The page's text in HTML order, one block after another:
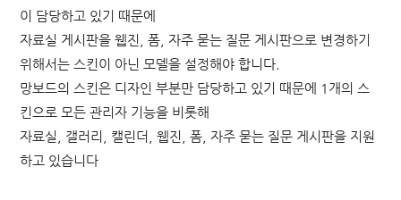
이 담당하고 있기 때문에
자료실 게시판을 웹진, 폼, 자주 묻는 질문 게시판으로 변경하기
위해서는 스킨이 아닌 모델을 설정해야 합니다.
망보드의 스킨은 디자인 부분만 담당하고 있기 때문에 1개의 스
킨으로 모든 관리자 기능을 비롯해
자료실, 갤러리, 캘린더, 웹진, 폼, 자주 묻는 질문 게시판을 지원
하고 있습니다